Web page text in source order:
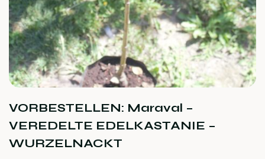
VORBESTELLEN: Maraval –
VEREDELTE EDELKASTANIE –
WURZELNACKT